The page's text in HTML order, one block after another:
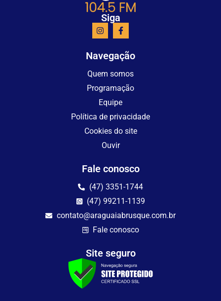
Siga
Navegação
Quem somos
Programação
Equipe
Política de privacidade
Cookies do site
Ouvir
Fale conosco
(47) 3351-1744
(47) 99211-1139
contato@araguaiabrusque.com.br
Fale conosco
Site seguro